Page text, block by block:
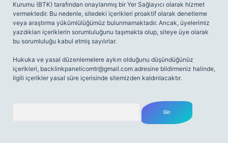
Kurumu (BTK) tarafından onaylanmış bir Yer Sağlayıcı olarak hizmet
vermektedir. Bu nedenle, sitedeki içerikleri proaktif olarak denetleme
veya araştırma yükümlülüğümüz bulunmamaktadır. Ancak, üyelerimiz
yazdıkları içeriklerin sorumluluğunu taşımakta olup, siteye üye olarak
bu sorumluluğu kabul etmiş sayılırlar.
Hukuka ve yasal düzenlemelere aykırı olduğunu düşündüğünüz
içerikleri, backlinkpanelicomtr@gmail.com adresine bildirmeniz halinde,
ilgili içerikler yasal süre içerisinde sitemizden kaldırılacaktır.